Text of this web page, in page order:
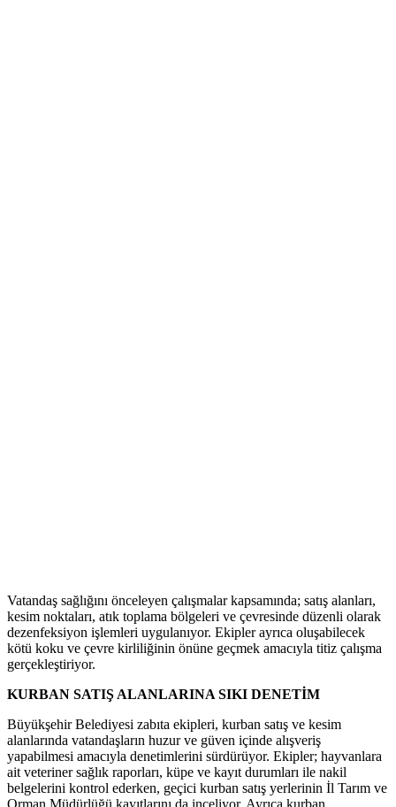
Vatandaş sağlığını önceleyen çalışmalar kapsamında; satış alanları,
kesim noktaları, atık toplama bölgeleri ve çevresinde düzenli olarak
dezenfeksiyon işlemleri uygulanıyor. Ekipler ayrıca oluşabilecek
kötü koku ve çevre kirliliğinin önüne geçmek amacıyla titiz çalışma
gerçekleştiriyor.
KURBAN SATIŞ ALANLARINA SIKI DENETİM
Büyükşehir Belediyesi zabıta ekipleri, kurban satış ve kesim
alanlarında vatandaşların huzur ve güven içinde alışveriş
yapabilmesi amacıyla denetimlerini sürdürüyor. Ekipler; hayvanlara
ait veteriner sağlık raporları, küpe ve kayıt durumları ile nakil
belgelerini kontrol ederken, geçici kurban satış yerlerinin İl Tarım ve